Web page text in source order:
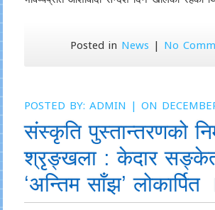
Posted in News | No
POSTED BY: ADMIN | ON
संस्कृति पुस्तान्तरणको
श्रृङ्खला : केदार
‘अन्तिम साँझ’ लोकार्पित